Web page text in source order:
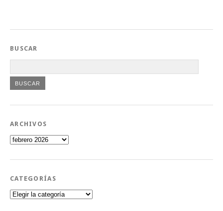
BUSCAR
ARCHIVOS
Archivos
CATEGORÍAS
Categorías